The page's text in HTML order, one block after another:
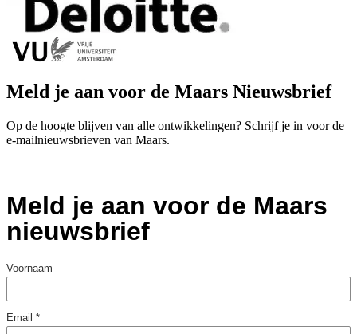
Meld je aan voor de Maars Nieuwsbrief
Op de hoogte blijven van alle ontwikkelingen? Schrijf je in voor de
e-mailnieuwsbrieven van Maars.